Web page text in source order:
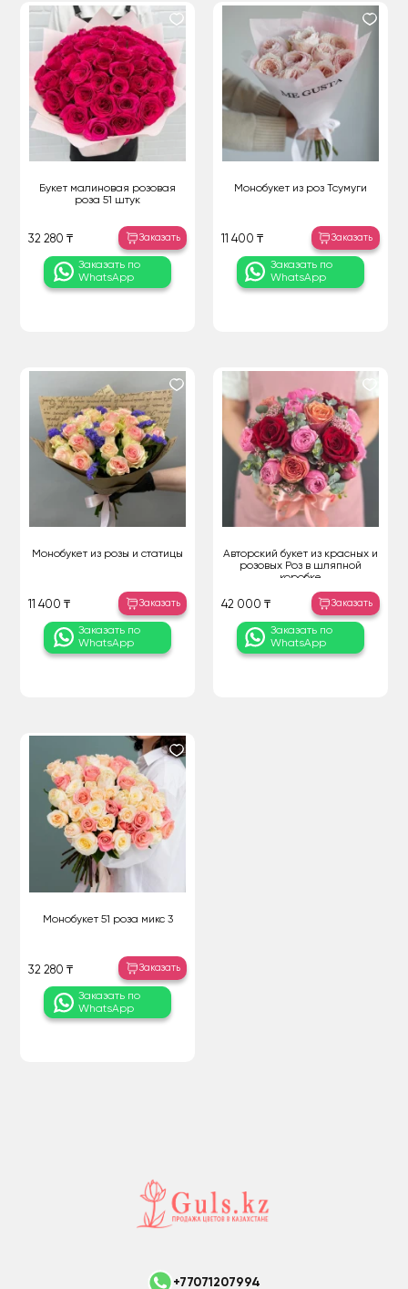
Букет малиновая розовая
роза 51 штук
32 280 ₸ Заказать
Заказать по
WhatsApp
Монобукет из роз Тсумуги
11 400 ₸ Заказать
Заказать по
WhatsApp
Монобукет из розы и статицы
11 400 ₸ Заказать
Заказать по
WhatsApp
Авторский букет из красных и
розовых Роз в шляпной
коробке
42 000 ₸ Заказать
Заказать по
WhatsApp
Монобукет 51 роза микс 3
32 280 ₸ Заказать
Заказать по
WhatsApp
+77071207994